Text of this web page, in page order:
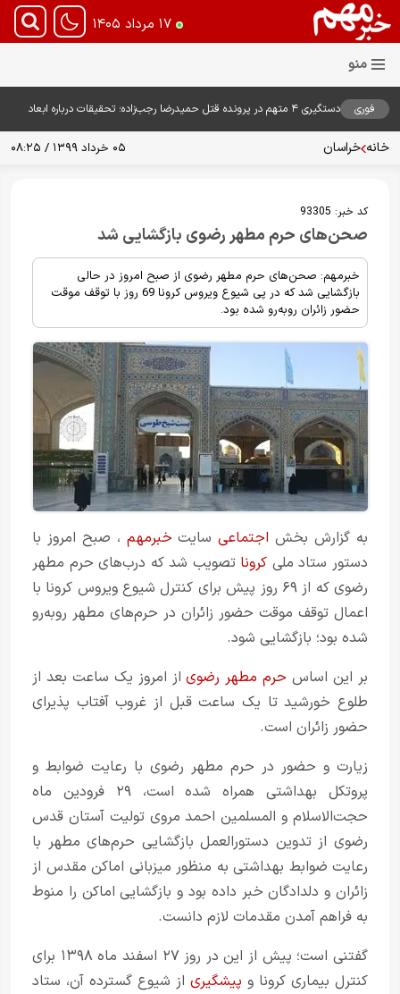
۱۷ مرداد ۱۴۰۵
فوری
دستگیری ۴ متهم در پرونده قتل حمیدرضا رجب‌زاده؛ تحقیقات درباره ابعاد
خانه خراسان ۰۵ خرداد ۱۳۹۹ / ۰۸:۲۵
کد خبر: 93305
صحن‌های حرم مطهر رضوی بازگشایی شد
خبرمهم: صحن‌های حرم مطهر رضوی از صبح امروز در حالی
بازگشایی شد که در پی شیوع ویروس کرونا 69 روز با توقف موقت
حضور زائران روبه‌رو شده بود.
به گزارش بخش اجتماعیسایت خبرمهم ، صبح امروز با
دستور ستاد ملی کرونا تصویب شد که درب‌های حرم مطهر
رضوی که از ۶۹ روز پیش برای کنترل شیوع ویروس کرونا با
اعمال توقف موقت حضور زائران در حرم‌های مطهر روبه‌رو
شده بود؛ بازگشایی شود.
بر این اساس حرم مطهر رضویاز امروز یک ساعت بعد از
طلوع خورشید تا یک ساعت قبل از غروب آفتاب پذیرای
حضور زائران است.
زیارت و حضور در حرم مطهر رضوی با رعایت ضوابط و
پروتکل بهداشتی همراه شده است، ۲۹ فرودین ماه
حجت‌الاسلام و المسلمین احمد مروی تولیت آستان قدس
رضوی از تدوین دستورالعمل بازگشایی حرم‌های مطهر با
رعایت ضوابط بهداشتی به منظور میزبانی اماکن مقدس از
زائران و دلدادگان خبر داده بود و بازگشایی اماکن را منوط
به فراهم آمدن مقدمات لازم دانست.
گفتنی است؛ پیش از این در روز ۲۷ اسفند ماه ۱۳۹۸ برای
کنترل بیماری کرونا و پیشگیری از شیوع گسترده آن، ستاد